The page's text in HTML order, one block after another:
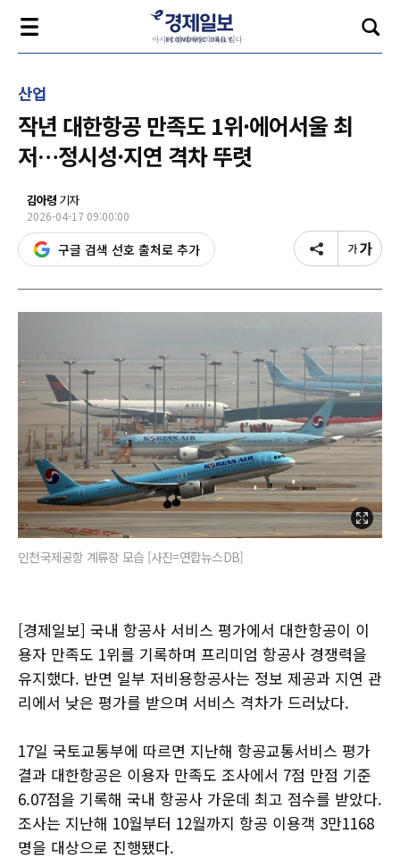
산업
작년 대한항공 만족도 1위·에어서울 최
저…정시성·지연 격차 뚜렷
김아령 기자
2026-04-17 09:00:00
구글 검색 선호 출처로 추가
인천국제공항 계류장 모습 [사진=연합뉴스DB]
[경제일보] 국내 항공사 서비스 평가에서 대한항공이 이
용자 만족도 1위를 기록하며 프리미엄 항공사 경쟁력을
유지했다. 반면 일부 저비용항공사는 정보 제공과 지연 관
리에서 낮은 평가를 받으며 서비스 격차가 드러났다.
17일 국토교통부에 따르면 지난해 항공교통서비스 평가
결과 대한항공은 이용자 만족도 조사에서 7점 만점 기준
6.07점을 기록해 국내 항공사 가운데 최고 점수를 받았다.
조사는 지난해 10월부터 12월까지 항공 이용객 3만1168
명을 대상으로 진행됐다.